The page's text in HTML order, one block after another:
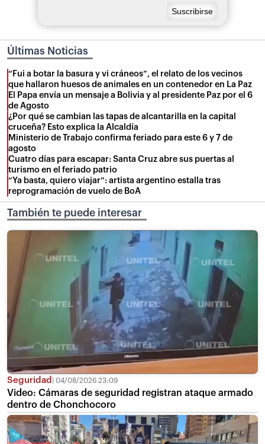
Últimas Noticias
“Fui a botar la basura y vi cráneos”, el relato de los vecinos
que hallaron huesos de animales en un contenedor en La Paz
El Papa envía un mensaje a Bolivia y al presidente Paz por el 6
de Agosto
¿Por qué se cambian las tapas de alcantarilla en la capital
cruceña? Esto explica la Alcaldía
Ministerio de Trabajo confirma feriado para este 6 y 7 de
agosto
Cuatro días para escapar: Santa Cruz abre sus puertas al
turismo en el feriado patrio
“Ya basta, quiero viajar”: artista argentino estalla tras
reprogramación de vuelo de BoA
También te puede interesar
Seguridad 04/08/2026 23:09
Video: Cámaras de seguridad registran ataque armado
dentro de Chonchocoro